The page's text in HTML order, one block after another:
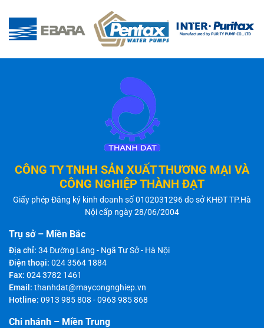
CÔNG TY TNHH SẢN XUẤT THƯƠNG MẠI VÀ
CÔNG NGHIỆP THÀNH ĐẠT
Giấy phép Đăng ký kinh doanh số 0102031296 do sở KHĐT TP.Hà
Nội cấp ngày 28/06/2004
Trụ sở – Miền Bắc
Địa chỉ: 34 Đường Láng - Ngã Tư Sở - Hà Nội
Điện thoại: 024 3564 1884
Fax: 024 3782 1461
Email: thanhdat@maycongnghiep.vn
Hotline: 0913 985 808 -0963 985 868
Chi nhánh – Miền Trung